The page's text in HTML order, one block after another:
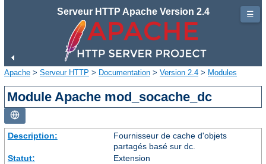
Serveur HTTP Apache Version 2.4
Apache > Serveur HTTP > Documentation > Version 2.4 > Modules
Module Apache mod_socache_dc
Description:
Fournisseur de cache d'objets
partagés basé sur dc.
Statut:
Extension
☰